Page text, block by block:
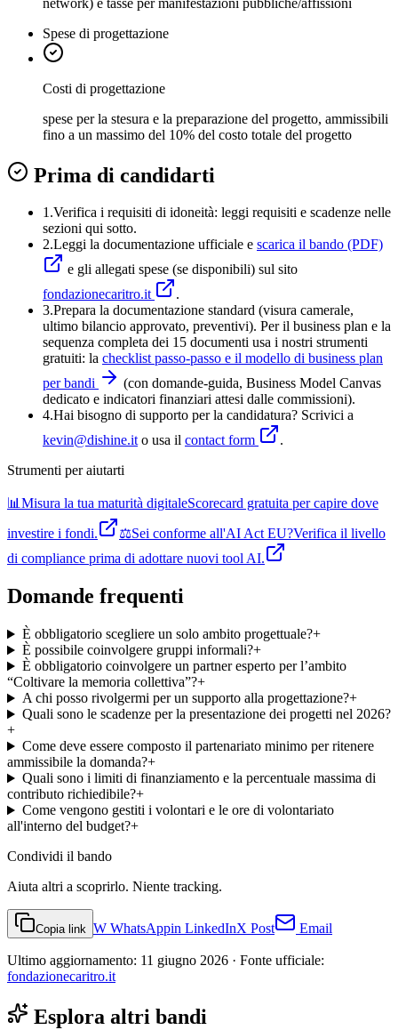
Spese di progettazione
Costi di progettazione
spese per la stesura e la preparazione del progetto, ammissibili
fino a un massimo del 10% del costo totale del progetto
Prima di candidarti
1.Verifica i requisiti di idoneità: leggi requisiti e scadenze nelle
sezioni qui sotto.
2.Leggi la documentazione ufficiale e scarica il bando (PDF)
e gli allegati spese (se disponibili) sul sito
fondazionecaritro.it
.
3.Prepara la documentazione standard (visura camerale,
ultimo bilancio approvato, preventivi). Per il business plan e la
sequenza completa dei 15 documenti usa i nostri strumenti
gratuiti: la checklist passo-passo e il modello di business plan
per bandi
(con domande-guida, Business Model Canvas
dedicato e indicatori finanziari attesi dalle commissioni).
4.Hai bisogno di supporto per la candidatura? Scrivici a
kevin@dishine.it o usa il contact form
.
Strumenti per aiutarti
📊Misura la tua maturità digitaleScorecard gratuita per capire dove
investire i fondi.
⚖️Sei conforme all'AI Act EU?Verifica il livello
di compliance prima di adottare nuovi tool AI.
Domande frequenti
È obbligatorio scegliere un solo ambito progettuale?+
È possibile coinvolgere gruppi informali?+
È obbligatorio coinvolgere un partner esperto per l’ambito
“Coltivare la memoria collettiva”?+
A chi posso rivolgermi per un supporto alla progettazione?+
Quali sono le scadenze per la presentazione dei progetti nel 2026?
+
Come deve essere composto il partenariato minimo per ritenere
ammissibile la domanda?+
Quali sono i limiti di finanziamento e la percentuale massima di
contributo richiedibile?+
Come vengono gestiti i volontari e le ore di volontariato
all'interno del budget?+
Condividi il bando
Aiuta altri a scoprirlo. Niente tracking.
Copia link W WhatsAppin LinkedInX Post Email
Ultimo aggiornamento: 11 giugno 2026 · Fonte ufficiale:
fondazionecaritro.it
Esplora altri bandi